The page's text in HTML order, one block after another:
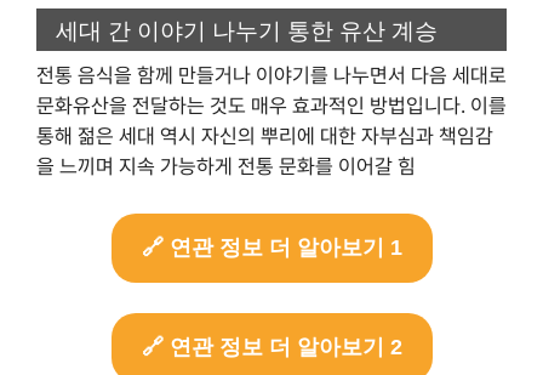
세대 간 이야기 나누기 통한 유산 계승
전통 음식을 함께 만들거나 이야기를 나누면서 다음 세대로
문화유산을 전달하는 것도 매우 효과적인 방법입니다. 이를
통해 젊은 세대 역시 자신의 뿌리에 대한 자부심과 책임감
을 느끼며 지속 가능하게 전통 문화를 이어갈 힘
🔗 연관 정보 더 알아보기 1
🔗 연관 정보 더 알아보기 2